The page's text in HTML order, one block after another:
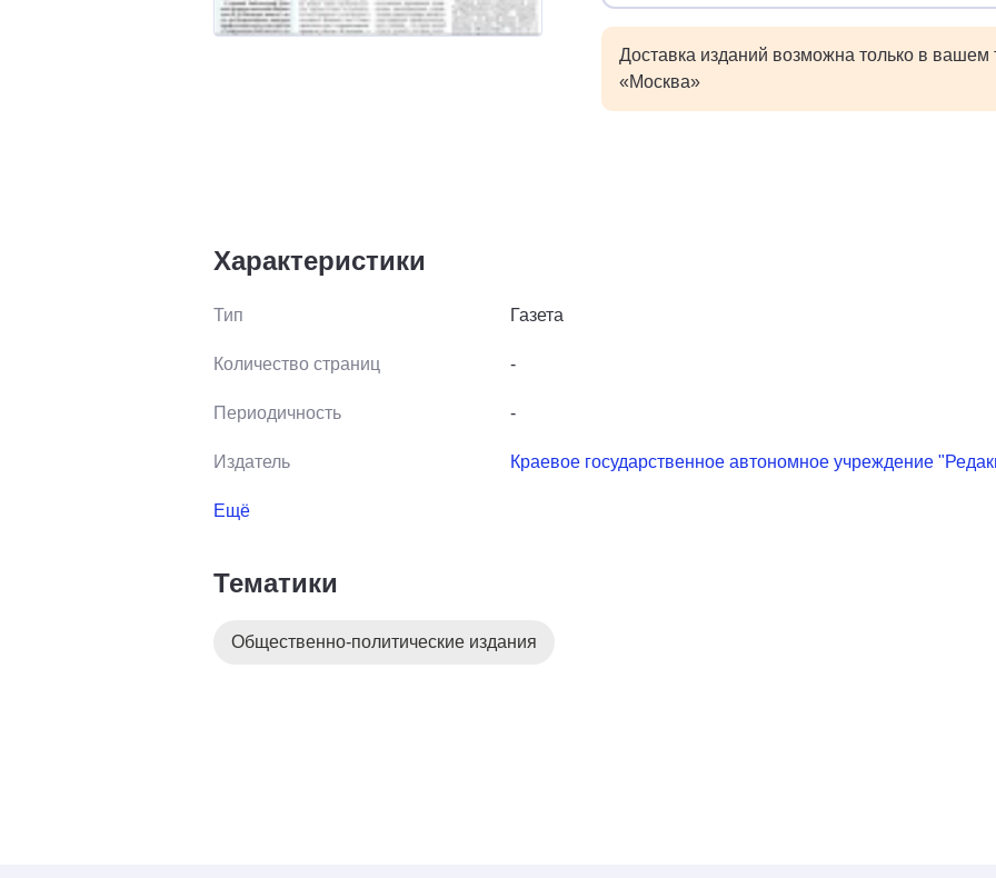
Доставка изданий возможна только в вашем
«Москва»
Характеристики
Тип Газета
Количество страниц -
Периодичность -
Издатель Краевое государственное автономное учреждение
Ещё
Тематики
Общественно-политические издания